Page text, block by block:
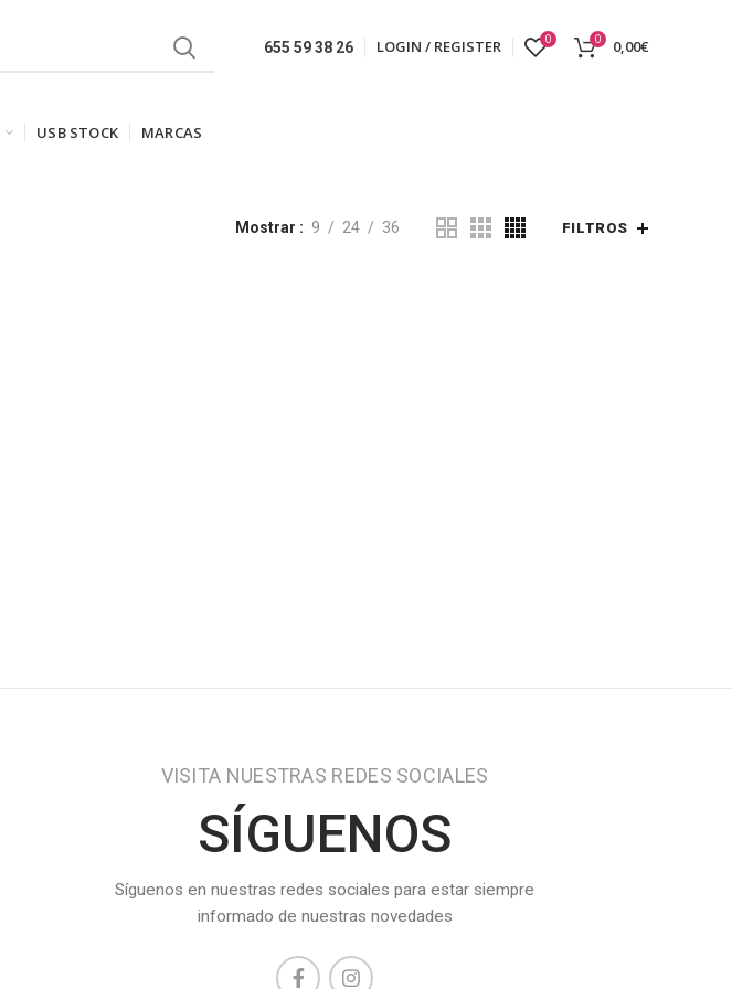
655 59 38 26 LOGIN / REGISTER 0 0 0,00€
USB STOCK MARCAS
Mostrar 9 24 36 FILTROS
VISITA NUESTRAS REDES SOCIALES
SÍGUENOS
Síguenos en nuestras redes sociales para estar siempre
informado de nuestras novedades